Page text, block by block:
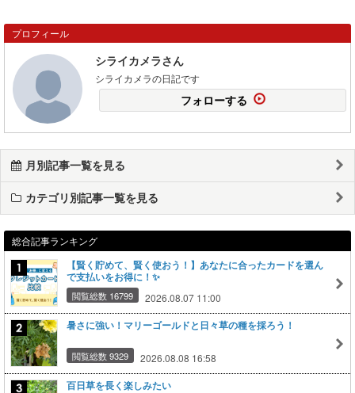
プロフィール
シライカメラさん
シライカメラの日記です
フォローする
月別記事一覧を見る
カテゴリ別記事一覧を見る
総合記事ランキング
【賢く貯めて、賢く使おう！】あなたに合ったカードを選ん
で支払いをお得に！✨
閲覧総数 16799 2026.08.07 11:00
暑さに強い！マリーゴールドと日々草の種を採ろう！
閲覧総数 9329 2026.08.08 16:58
百日草を長く楽しみたい